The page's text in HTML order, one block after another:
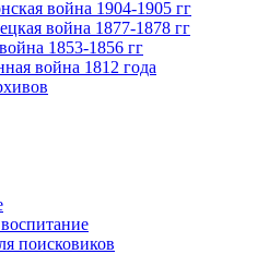
война 1904-1905 гг
война 1877-1878 гг
1853-1856 гг
война 1812 года
поисковиков